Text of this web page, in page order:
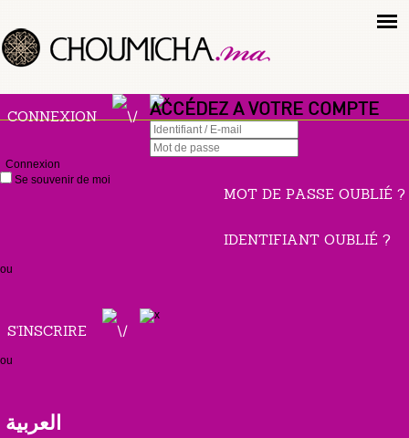
CONNEXION ACCÉDEZ A VOTRE COMPTE
Connexion
Se souvenir de moi
MOT DE PASSE OUBLIÉ ?
IDENTIFIANT OUBLIÉ ?
ou
S'INSCRIRE
ou
العربية